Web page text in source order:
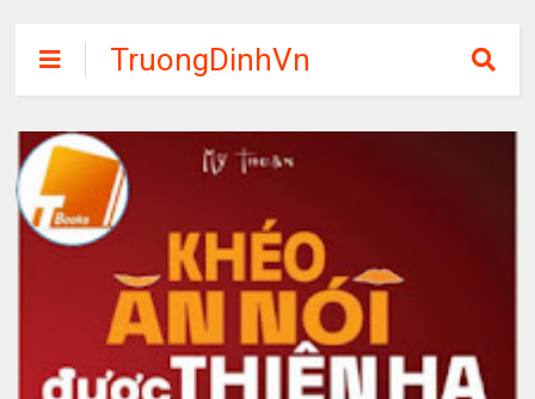
TruongDinhVn
Chia sẽ ebook,
các khóa học,
phần mềm học
tập miễn phí